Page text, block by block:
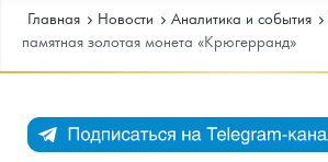
Каталог Монет
Инфо
Главная Новости Аналитика и события
памятная золотая монета «Крюгерранд»